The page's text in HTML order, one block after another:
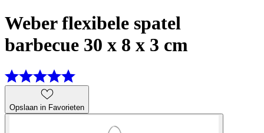
Weber flexibele spatel
barbecue 30 x 8 x 3 cm
Opslaan in Favorieten